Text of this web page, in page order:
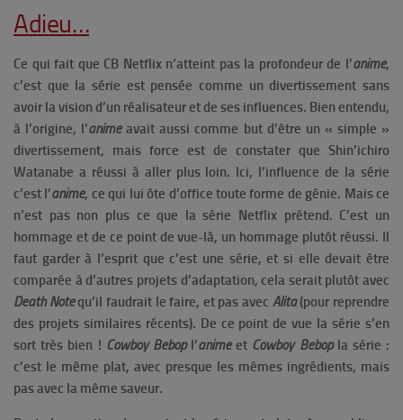
Adieu…
Ce qui fait que CB Netflix n’atteint pas la profondeur de l’anime,
c’est que la série est pensée comme un divertissement sans
avoir la vision d’un réalisateur et de ses influences. Bien entendu,
à l’origine, l’animeavait aussi comme but d’être un « simple »
divertissement, mais force est de constater que Shin’ichiro
Watanabe a réussi à aller plus loin. Ici, l’influence de la série
c’est l’anime, ce qui lui ôte d’office toute forme de génie. Mais ce
n’est pas non plus ce que la série Netflix prétend. C’est un
hommage et de ce point de vue-là, un hommage plutôt réussi. Il
faut garder à l’esprit que c’est une série, et si elle devait être
comparée à d’autres projets d’adaptation, cela serait plutôt avec
Death Notequ’il faudrait le faire, et pas avec Alita(pour reprendre
des projets similaires récents). De ce point de vue la série s’en
sort très bien ! Cowboy Bebopl’animeet Cowboy Bebopla série :
c’est le même plat, avec presque les mêmes ingrédients, mais
pas avec la même saveur.